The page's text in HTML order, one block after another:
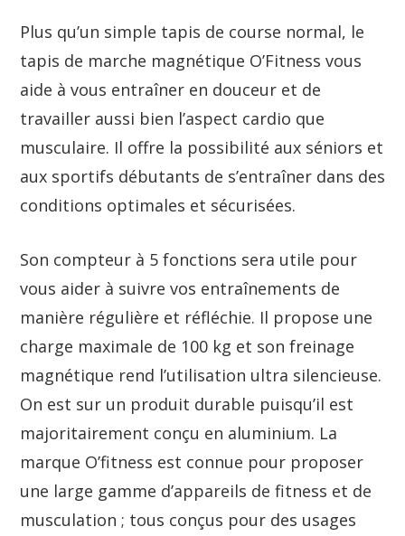
Plus qu’un simple tapis de course normal, le
tapis de marche magnétique O’Fitness vous
aide à vous entraîner en douceur et de
travailler aussi bien l’aspect cardio que
musculaire. Il offre la possibilité aux séniors et
aux sportifs débutants de s’entraîner dans des
conditions optimales et sécurisées.
Son compteur à 5 fonctions sera utile pour
vous aider à suivre vos entraînements de
manière régulière et réfléchie. Il propose une
charge maximale de 100 kg et son freinage
magnétique rend l’utilisation ultra silencieuse.
On est sur un produit durable puisqu’il est
majoritairement conçu en aluminium. La
marque O’fitness est connue pour proposer
une large gamme d’appareils de fitness et de
musculation ; tous conçus pour des usages